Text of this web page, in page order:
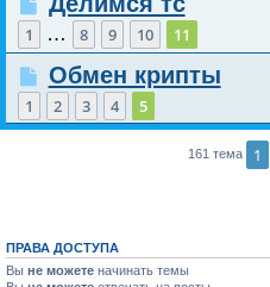
1 … 8 9 10 11
Обмен крипты
1 2 3 4 5
161 тема 1
ПРАВА ДОСТУПА
Вы не можете начинать темы